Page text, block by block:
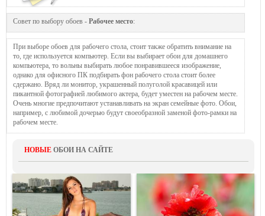
Совет по выбору обоев - Рабочее место:
При выборе обоев для рабочего стола, стоит также обратить внимание на
то, где используется компьютер. Если вы выбирает обои для домашнего
компьютера, то вольны выбирать любое понравившееся изображение,
однако для офисного ПК подбирать фон рабочего стола стоит более
сдержано. Вряд ли монитор, украшенный полуголой красавицей или
пикантной фотографией любимого актера, будет уместен на рабочем месте.
Очень многие предпочитают устанавливать на экран семейные фото. Обои,
например, с любимой дочерью будут своеобразной заменой фото-рамки на
рабочем месте.
НОВЫЕ ОБОИ НА САЙТЕ